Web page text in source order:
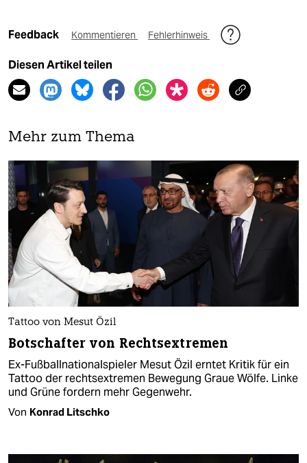
Feedback Kommentieren Fehlerhinweis
Diesen Artikel teilen
Mehr zum Thema
Tattoo von Mesut Özil
Botschafter von Rechtsextremen
Ex-Fußballnationalspieler Mesut Özil erntet Kritik für ein
Tattoo der rechtsextremen Bewegung Graue Wölfe. Linke
und Grüne fordern mehr Gegenwehr.
Von Konrad Litschko